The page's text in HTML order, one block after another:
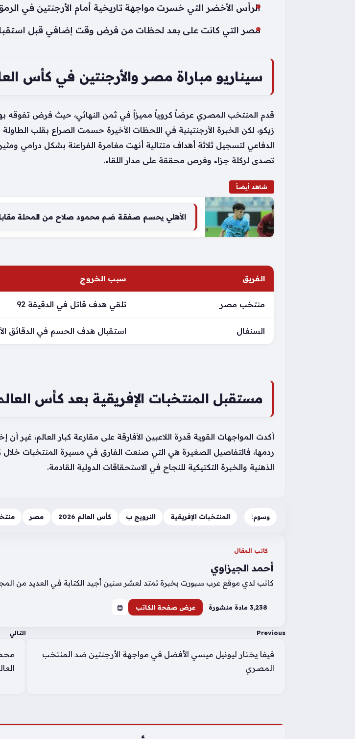
الرأس الأخضر التي خسرت مواجهة تاريخية أمام الأرجنتين في الرمق
مصر التي كانت على بعد لحظات من فرض وقت إضافي قبل
سيناريو مباراة مصر والأرجنتين في كأس العالم
قدم المنتخب المصري عرضاً كروياً مميزاً في ثمن النهائي، حيث فرض
زيكو، لكن الخبرة الأرجنتينية في اللحظات الأخيرة حسمت الصراع بقلب
الدفاعي لتسجيل ثلاثة أهداف متتالية أنهت مغامرة الفراعنة بشكل درامي
تصدى لركلة جزاء وفرص محققة على مدار اللقاء.
شاهد أيضاً
الأهلي يحسم صفقة ضم محمود صلاح من المحلة
الفريق سبب الخروج
منتخب مصر تلقي هدف قاتل في الدقيقة 92
السنغال استقبال هدف الحسم في الدقائق
مستقبل المنتخبات الإفريقية بعد كأس العالم
أكدت المواجهات القوية قدرة اللاعبين الأفارقة على مقارعة كبار العالم،
الذهنية والخبرة التكتيكية للنجاح في الاستحقاقات الدولية القادمة.
وسوم: المنتخبات الإفريقية النرويج ب كأس العالم 2026 مصر
كاتب المقال
أحمد الجيزاوي
كاتب لدي موقع عرب سبورت بخبرة تمتد لعشر سنين أجيد الكتابة في العديد من
3٬238 مادة منشورة عرض صفحة الكاتب
Previous
فيفا يختار ليونيل ميسي الأفضل في مواجهة الأرجنتين ضد المنتخب
المصري
التالي